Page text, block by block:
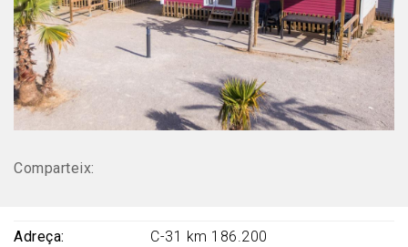
Comparteix:
Adreça
C-31 km 186.200